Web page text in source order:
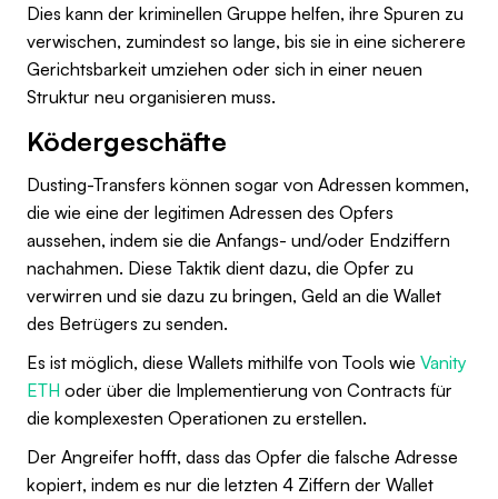
Dies kann der kriminellen Gruppe helfen, ihre Spuren zu
verwischen, zumindest so lange, bis sie in eine sicherere
Gerichtsbarkeit umziehen oder sich in einer neuen
Struktur neu organisieren muss.
Ködergeschäfte
Dusting-Transfers können sogar von Adressen kommen,
die wie eine der legitimen Adressen des Opfers
aussehen, indem sie die Anfangs- und/oder Endziffern
nachahmen. Diese Taktik dient dazu, die Opfer zu
verwirren und sie dazu zu bringen, Geld an die Wallet
des Betrügers zu senden.
Es ist möglich, diese Wallets mithilfe von Tools wie Vanity
ETH oder über die Implementierung von Contracts für
die komplexesten Operationen zu erstellen.
Der Angreifer hofft, dass das Opfer die falsche Adresse
kopiert, indem es nur die letzten 4 Ziffern der Wallet